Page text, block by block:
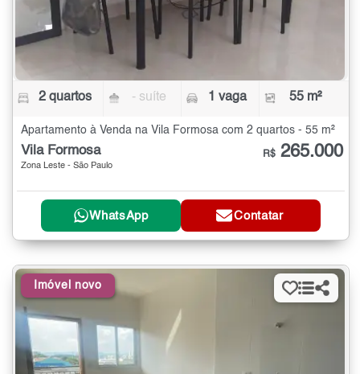
2 quartos - suíte 1 vaga 55 m²
Apartamento à Venda na Vila Formosa com 2 quartos - 55 m²
Vila Formosa
Zona Leste - São Paulo
R$ 265.000
WhatsApp Contatar
Imóvel novo